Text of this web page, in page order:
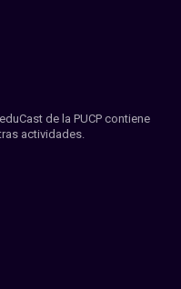
de la PUCP contiene
actividades.